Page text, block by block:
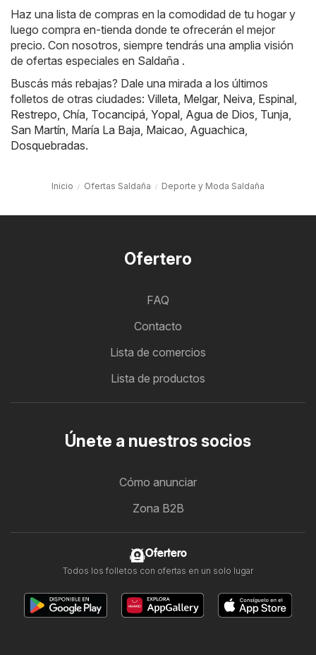
Haz una lista de compras en la comodidad de tu hogar y
luego compra en-tienda donde te ofrecerán el mejor
precio. Con nosotros, siempre tendrás una amplia visión
de ofertas especiales en Saldaña .
Buscás más rebajas? Dale una mirada a los últimos
folletos de otras ciudades: Villeta, Melgar, Neiva, Espinal,
Restrepo, Chía, Tocancipá, Yopal, Agua de Dios, Tunja,
San Martín, María La Baja, Maicao, Aguachica,
Dosquebradas.
Inicio Ofertas Saldaña Deporte y Moda Saldaña
Ofertero
FAQ
Contacto
Lista de comercios
Lista de productos
Únete a nuestros socios
Cómo anunciar
Zona B2B
Ofertero
Todos los folletos con ofertas en un solo lugar